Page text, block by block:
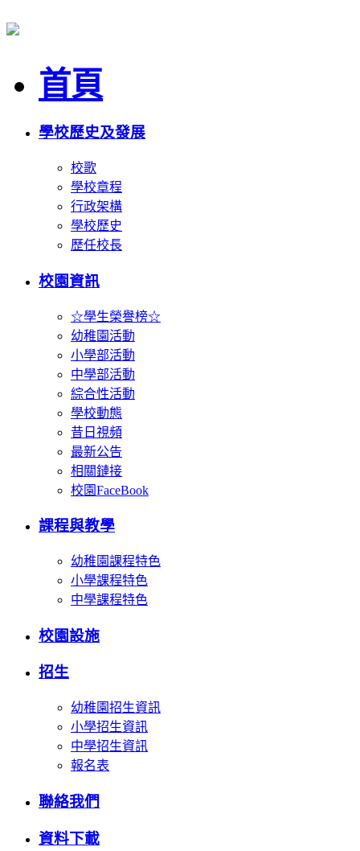
首頁
學校歷史及發展
校歌
學校章程
行政架構
學校歷史
歷任校長
校園資訊
☆學生榮譽榜☆
幼稚園活動
小學部活動
中學部活動
綜合性活動
學校動態
昔日視頻
最新公告
相關鏈接
校園FaceBook
課程與教學
幼稚園課程特色
小學課程特色
中學課程特色
校園設施
招生
幼稚園招生資訊
小學招生資訊
中學招生資訊
報名表
聯絡我們
資料下載